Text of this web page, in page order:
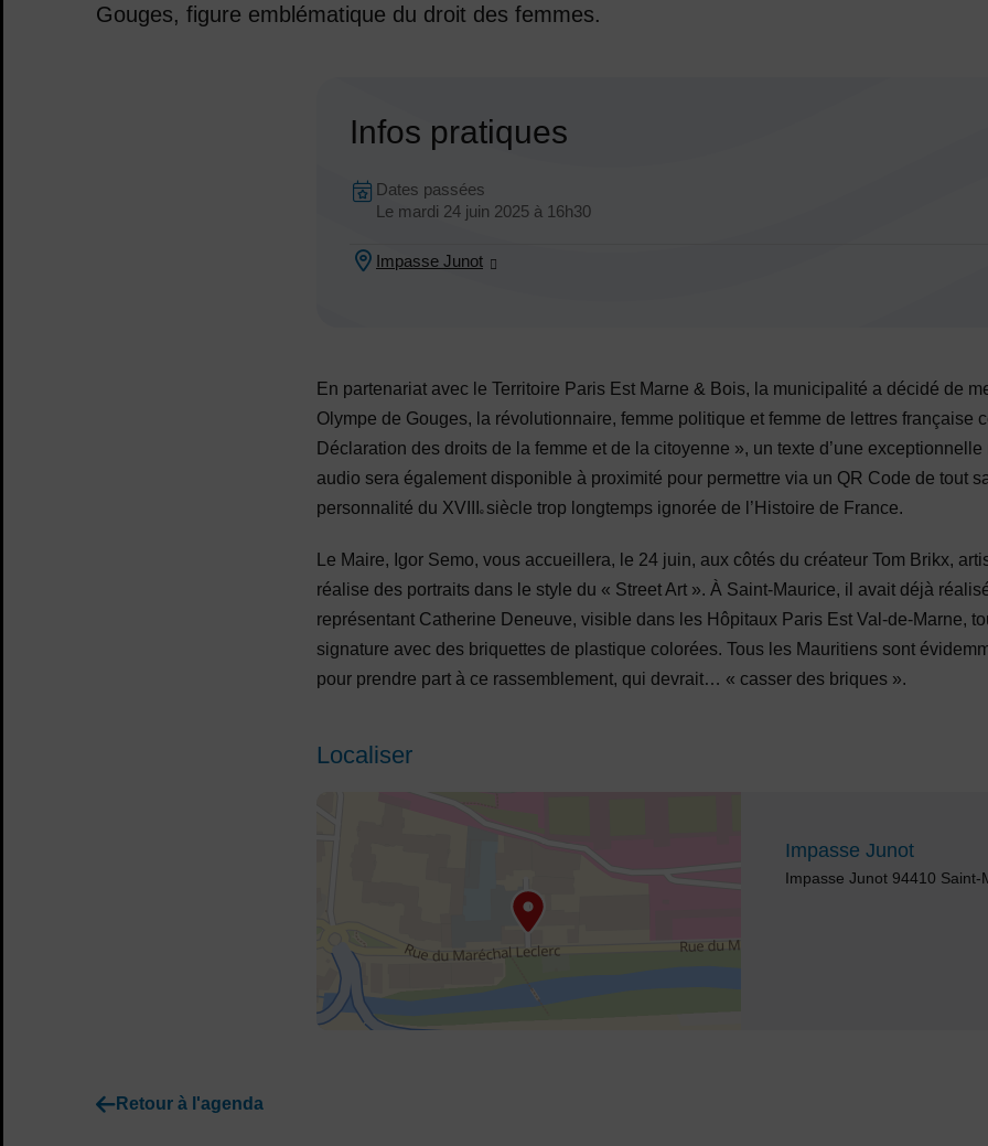
Gouges, figure emblématique du droit des femmes.
Infos pratiques
Dates :
Dates en cours
Dates passées
Le mardi 24 juin 2025 à 16h30
Lieu :
Impasse Junot
En partenariat avec le Territoire Paris Est Marne & Bois, la municipalité a décidé de
Olympe de Gouges, la révolutionnaire, femme politique et femme de lettres française
Déclaration des droits de la femme et de la citoyenne », un texte d’une
audio sera également disponible à proximité pour permettre via un QR Code de tout
personnalité du XVIII
e siècle trop longtemps ignorée de l’Histoire de France.
Le Maire, Igor Semo, vous accueillera, le 24 juin, aux côtés du créateur Tom Brikx,
réalise des portraits dans le style du « Street Art ». À Saint-Maurice, il avait déjà
représentant Catherine Deneuve, visible dans les Hôpitaux Paris Est Val-de-Marne,
signature avec des briquettes de plastique colorées. Tous les Mauritiens sont
pour prendre part à ce rassemblement, qui devrait… « casser des briques ».
Localiser
Impasse Junot
Adresse :
Impasse Junot 94410 Saint-
Retour à l'agenda